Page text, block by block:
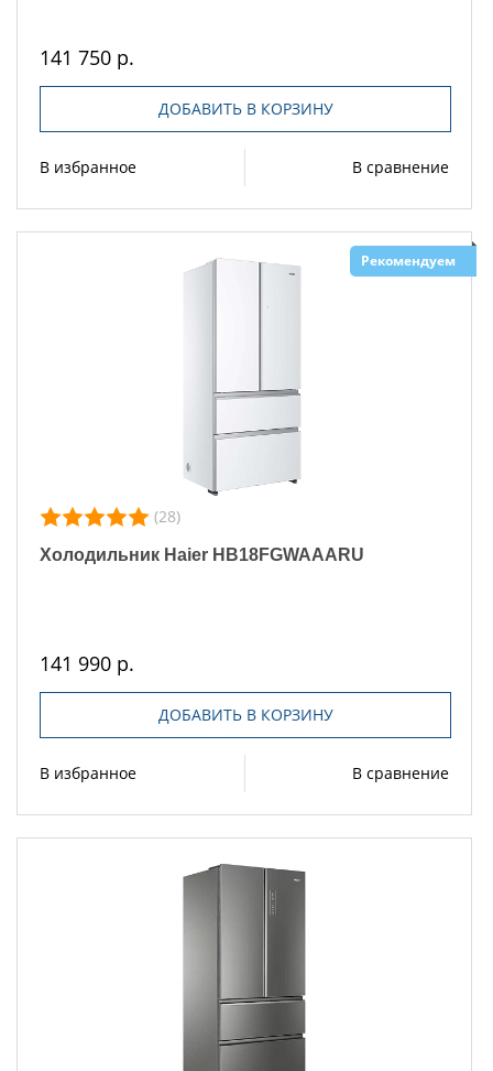
141 750 р.
ДОБАВИТЬ В КОРЗИНУ
В избранное В сравнение
Рекомендуем
(28)
Холодильник Haier HB18FGWAAARU
141 990 р.
ДОБАВИТЬ В КОРЗИНУ
В избранное В сравнение